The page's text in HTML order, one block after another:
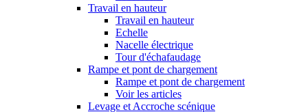
Travail en hauteur
Travail en hauteur
Echelle
Nacelle électrique
Tour d'échafaudage
Rampe et pont de chargement
Rampe et pont de chargement
Voir les articles
Levage et Accroche scénique